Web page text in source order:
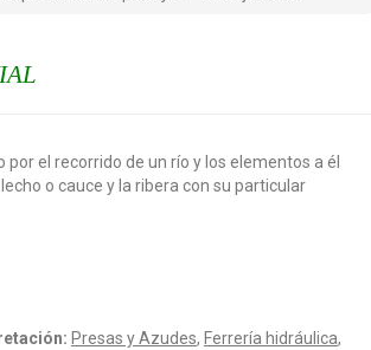
por el recorrido de un río y los elementos a él
o cauce y la ribera con su particular
Presas y Azudes, Ferrería hidráulica,